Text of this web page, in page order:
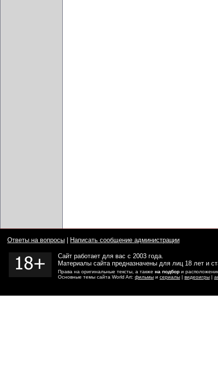
Ответы на вопросы Написать сообщение администрации
Сайт работает для вас с 2003 года.
Материалы сайта предназначены для лиц 18 лет и
Права на оригинальные тексты, а также на подбор и
Основные темы сайта World Art: фильмы и сериалы | видеоигры |